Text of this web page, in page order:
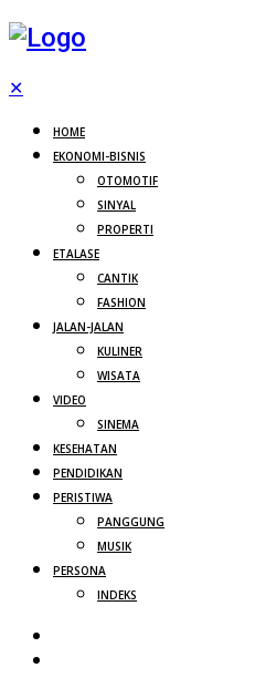
✕
HOME
EKONOMI-BISNIS
OTOMOTIF
SINYAL
PROPERTI
ETALASE
CANTIK
FASHION
JALAN-JALAN
KULINER
WISATA
VIDEO
SINEMA
KESEHATAN
PENDIDIKAN
PERISTIWA
PANGGUNG
MUSIK
PERSONA
INDEKS